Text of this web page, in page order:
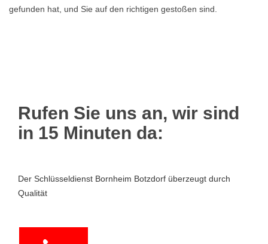
gefunden hat, und Sie auf den richtigen gestoßen sind.
Rufen Sie uns an, wir sind
in 15 Minuten da:
Der Schlüsseldienst Bornheim Botzdorf überzeugt durch
Qualität